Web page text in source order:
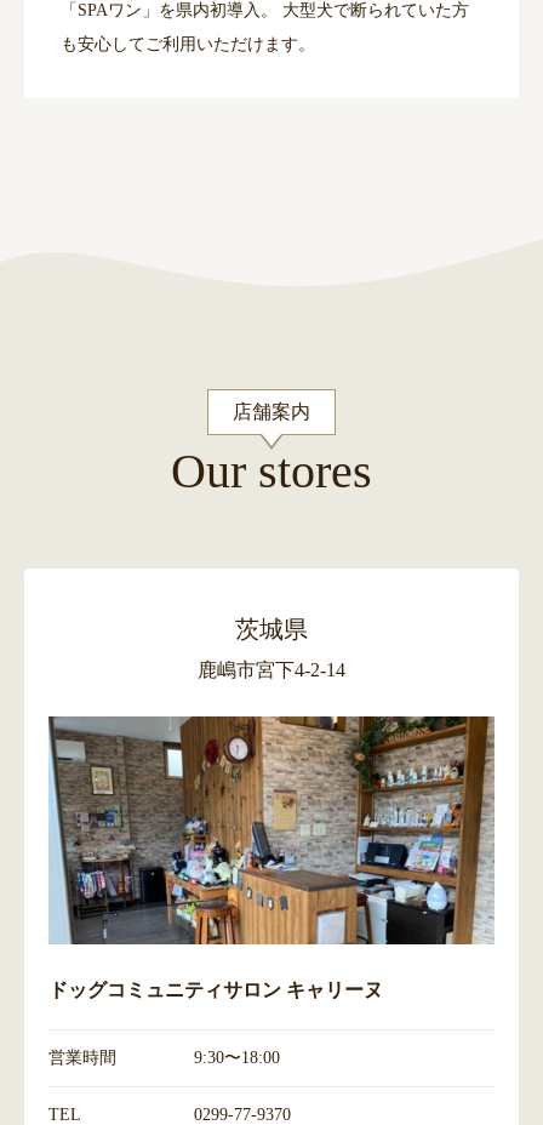
「SPAワン」を県内初導入。 大型犬で断られていた方
も安心してご利用いただけます。
店舗案内
Our stores
茨城県
鹿嶋市宮下4-2-14
ドッグコミュニティサロン キャリーヌ
営業時間 9:30〜18:00
TEL 0299-77-9370